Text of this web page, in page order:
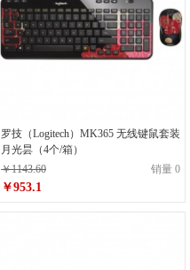
罗技（Logitech）MK365 无线键鼠套装
月光昙（4个/箱）
￥1143.60
销量 0
￥953.1